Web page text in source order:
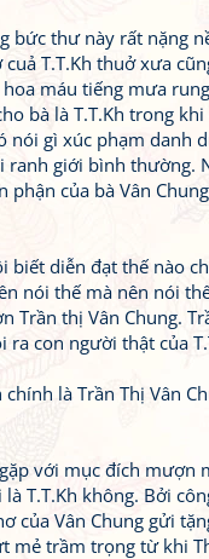
bức thư này rất nặng
T.T.Kh thuở xưa
máu tiếng mưa
bà là T.T.Kh trong
nói gì xúc phạm danh
giới bình thường.
của bà Vân
biết diễn đạt thế nào
nói thế mà nên nói
thị Vân Chung.
con người thật của
là Trần Thị Vân
với mục đích mượn
T.T.Kh không. Bởi
Vân Chung gửi
mẻ trầm trọng từ khi